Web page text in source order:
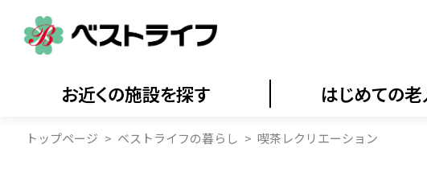
お近くの施設を探す はじめての
トップページ ベストライフの暮らし 喫茶レクリエーション